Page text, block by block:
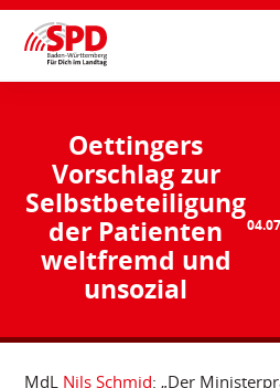
Oettingers
Vorschlag zur
Selbstbeteiligung
der Patienten
weltfremd und
unsozial
MdL Nils Schmid: „Der